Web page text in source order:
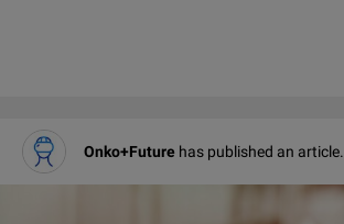
Onko+Future has published an article.